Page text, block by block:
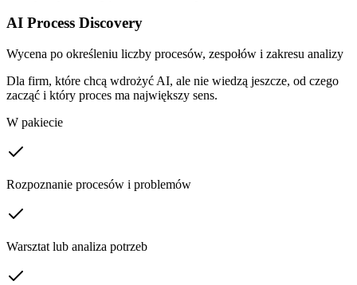
AI Process Discovery
Wycena po określeniu liczby procesów, zespołów i zakresu analizy
Dla firm, które chcą wdrożyć AI, ale nie wiedzą jeszcze, od czego
zacząć i który proces ma największy sens.
W pakiecie
Rozpoznanie procesów i problemów
Warsztat lub analiza potrzeb